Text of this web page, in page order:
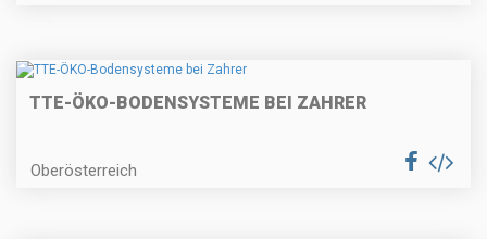
TTE-ÖKO-BODENSYSTEME BEI ZAHRER
Oberösterreich